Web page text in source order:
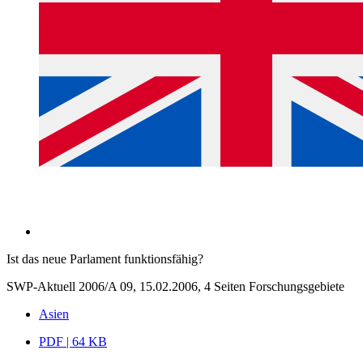
Ist das neue Parlament funktionsfähig?
SWP-Aktuell 2006/A 09, 15.02.2006, 4 Seiten Forschungsgebiete
Asien
PDF | 64 KB